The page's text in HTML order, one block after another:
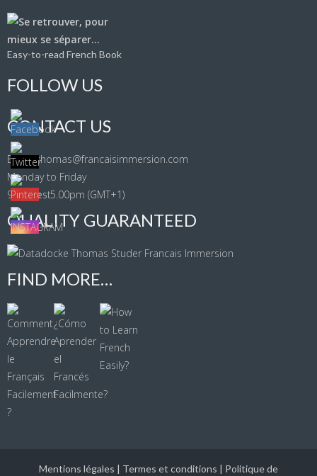
Easy-to-read French Book
FOLLOW US
CONTACT US
Email: thomas@francaisimmersion.com
Monday to Friday
9.00am - 5.00pm (GMT+1)
QUALITY GUARANTEED
FIND MORE…
Mentions légales Termes et conditions
Politique de